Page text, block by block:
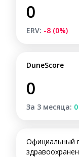
0
ERV: -8 (0%)
DuneScore
0
За 3 месяца: 0
Официальный